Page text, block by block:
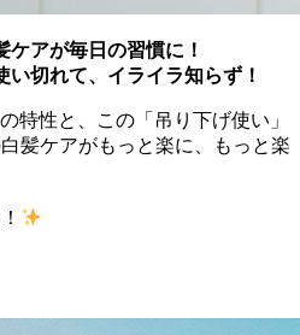
ケアが毎日の習慣に！
い切れて、イライラ知らず！
特性と、この「吊り下げ使い」
髪ケアがもっと楽に、もっと楽